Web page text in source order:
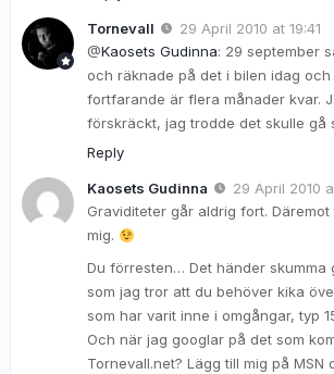
Tornevall
29 April 2010 at 19:41
@Kaosets Gudinna: 29 september
och räknade på det i bilen idag
fortfarande är flera månader kvar.
förskräckt, jag trodde det skulle gå
Reply
Kaosets Gudinna
29 April 2010
Graviditeter går aldrig fort.
mig.
Du förresten… Det händer skumma
som jag tror att du behöver kika
som har varit inne i omgångar, typ
Och när jag googlar på det som
Tornevall.net? Lägg till mig på MSN